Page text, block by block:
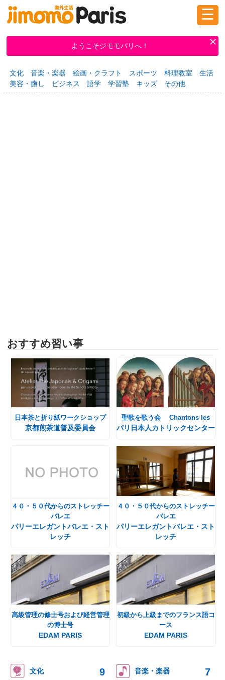
ログイン 新規登録
掲示板 タウン情報 教えて！
☰
ようこそジモモパリへ！
文化 音楽・楽器 絵画・クラフト スポーツ 料理教室
生活
美容・癒し
ビジネス 語学 学習塾 キッズ その他
おすすめ習い事
日本茶と折り紙ワークショップ
京都煎茶道普及委員会
聖歌を歌う会 Chantons les
パリ日本人カトリックセンター
４０・５０代からのストレッチー
バレエ
パリーエレガントバレエ・スト
レッチ
４０・５０代からのストレッチー
バレエ
パリーエレガントバレエ・スト
レッチ
高級管理の修士号および経営管理
の博士号
EDAM PARIS
初級から上級までのフランス語コ
ース
EDAM PARIS
文化 9 音楽・楽器 7